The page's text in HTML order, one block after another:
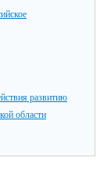
развитию
области